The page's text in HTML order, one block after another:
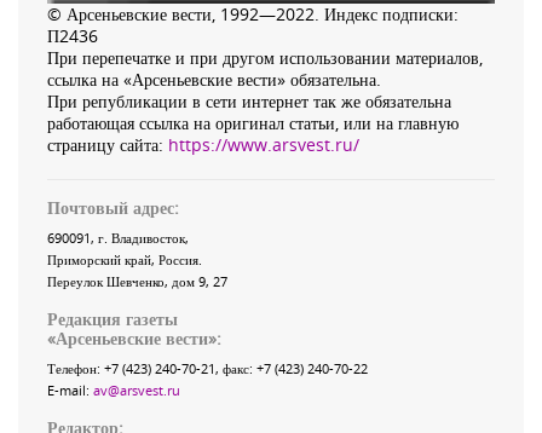
© Арсеньевские вести, 1992—2022. Индекс подписки:
П2436
При перепечатке и при другом использовании материалов,
ссылка на «Арсеньевские вести» обязательна.
При републикации в сети интернет так же обязательна
работающая ссылка на оригинал статьи, или на главную
страницу сайта: https://www.arsvest.ru/
Почтовый адрес:
690091, г. Владивосток,
Приморский край, Россия
Переулок Шевченко, дом 9, 27
Редакция газеты
«Арсеньевские вести»:
Телефон: +7 (423) 240-70-21, факс: +7 (423) 240-70-22
E-mail: av@arsvest.ru
Редактор: